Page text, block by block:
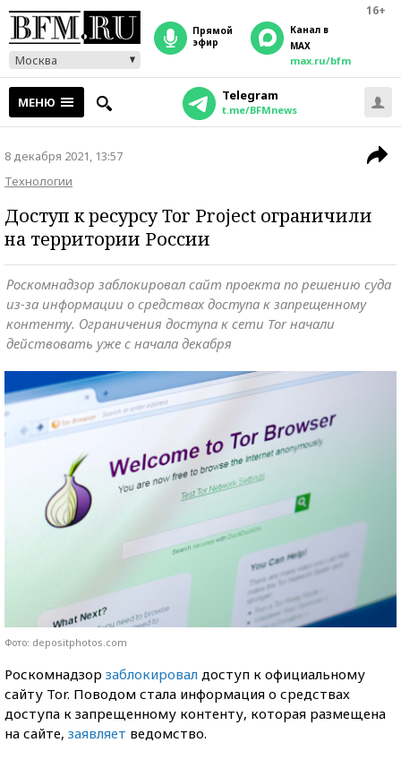
16+
Москва
прямой
эфир
Канал в
MAX
max.ru/bfm
МЕНЮ Telegram
t.me/BFMnews
8 декабря 2021, 13:57
Технологии
Доступ к ресурсу Tor Project ограничили
на территории России
Роскомнадзор заблокировал сайт проекта по решению суда
из-за информации о средствах доступа к запрещенному
контенту. Ограничения доступа к сети Tor начали
действовать уже с начала декабря
Фото: depositphotos.com
Роскомнадзор заблокировал доступ к официальному
сайту Tor. Поводом стала информация о средствах
доступа к запрещенному контенту, которая размещена
на сайте, заявляет ведомство.